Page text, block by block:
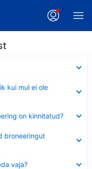
kui mul ei ole
on kinnitatud?
broneeringut
vaja?